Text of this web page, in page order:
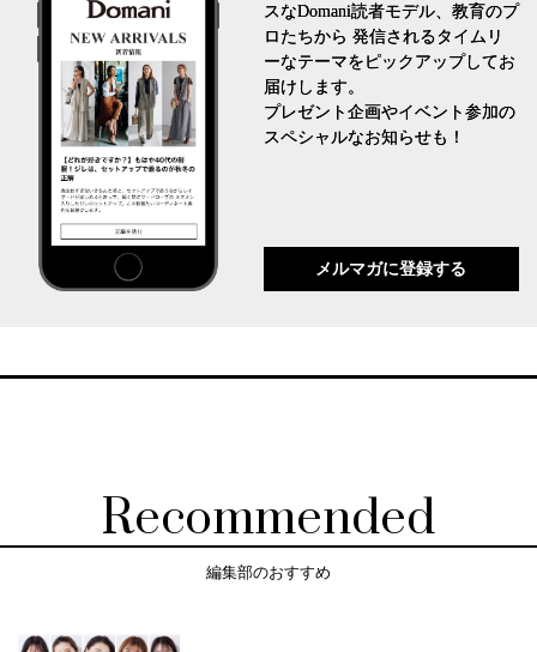
スなDomani読者モデル、教育のプ
ロたちから 発信されるタイムリ
ーなテーマをピックアップしてお
届けします。
プレゼント企画やイベント参加の
スペシャルなお知らせも！
メルマガに登録する
Recommended
編集部のおすすめ